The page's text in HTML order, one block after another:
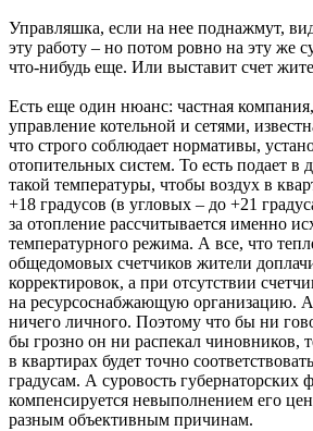
Управляшка, если на нее поднажмут,
эту работу – но потом ровно на эту же
что-нибудь еще. Или выставит счет
Есть еще один нюанс: частная
управление котельной и сетями,
что строго соблюдает нормативы,
отопительных систем. То есть подает в
такой температуры, чтобы воздух в
+18 градусов (в угловых – до +21
за отопление рассчитывается именно
температурного режима. А все, что
общедомовых счетчиков жители
корректировок, а при отсутствии
на ресурсоснабжающую организацию. А
ничего личного. Поэтому что бы ни
бы грозно он ни распекал чиновников,
в квартирах будет точно
градусам. А суровость губернаторских
компенсируется невыполнением его
разным объективным причинам.